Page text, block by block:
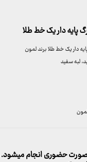
پایه دار یک خط طلا
دار یک خط طلا برند لمون
لبه سفید
حضوری انجام میشود.